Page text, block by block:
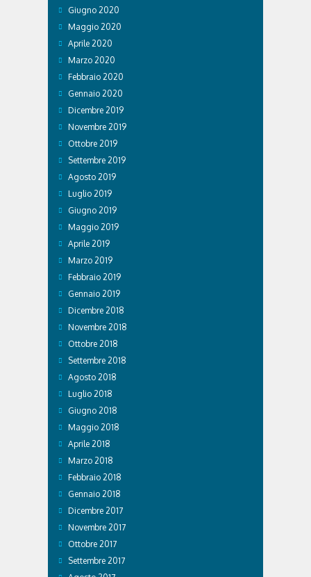
Giugno 2020
Maggio 2020
Aprile 2020
Marzo 2020
Febbraio 2020
Gennaio 2020
Dicembre 2019
Novembre 2019
Ottobre 2019
Settembre 2019
Agosto 2019
Luglio 2019
Giugno 2019
Maggio 2019
Aprile 2019
Marzo 2019
Febbraio 2019
Gennaio 2019
Dicembre 2018
Novembre 2018
Ottobre 2018
Settembre 2018
Agosto 2018
Luglio 2018
Giugno 2018
Maggio 2018
Aprile 2018
Marzo 2018
Febbraio 2018
Gennaio 2018
Dicembre 2017
Novembre 2017
Ottobre 2017
Settembre 2017